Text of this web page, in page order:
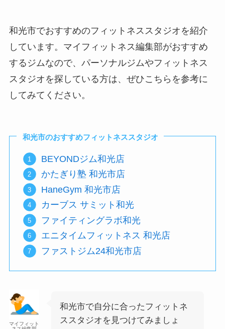
和光市でおすすめのフィットネススタジオを紹介
しています。マイフィットネス編集部がおすすめ
するジムなので、パーソナルジムやフィットネス
スタジオを探している方は、ぜひこちらを参考に
してみてください。
和光市のおすすめフィットネススタジオ
BEYONDジム和光店
かたぎり塾 和光市店
HaneGym 和光市店
カーブス サミット和光
ファイティングラボ和光
エニタイムフィットネス 和光店
ファストジム24和光市店
マイフィット
和光市で自分に合ったフィットネ
ススタジオを見つけてみましょ